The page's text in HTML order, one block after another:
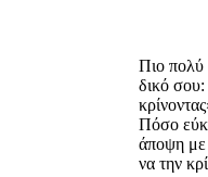
Πιο πολύ
δικό σου:
Πόσο
άποψη με
να την